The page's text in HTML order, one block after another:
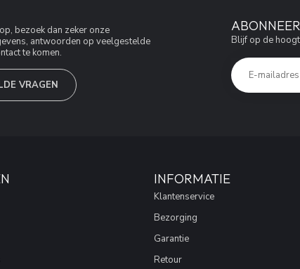
bezoek dan zeker onze
antwoorden op veelgestelde
te komen.
VRAGEN
Blijf op de
INFORMATIE
Klantenservice
Bezorging
Garantie
Retour